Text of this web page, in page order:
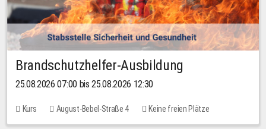
Brandschutzhelfer-Ausbildung
25.08.2026 07:00 bis 25.08.2026 12:30
Kurs August-Bebel-Straße 4 Keine freien Plätze